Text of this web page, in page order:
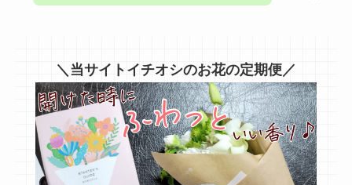
＼当サイトイチオシのお花の定期便／